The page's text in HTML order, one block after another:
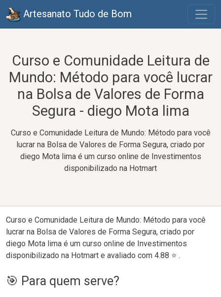
Artesanato Tudo de Bom
Curso e Comunidade Leitura de
Mundo: Método para você lucrar
na Bolsa de Valores de Forma
Segura - diego Mota lima
Curso e Comunidade Leitura de Mundo: Método para você
lucrar na Bolsa de Valores de Forma Segura, criado por
diego Mota lima é um curso online de Investimentos
disponibilizado na Hotmart
Curso e Comunidade Leitura de Mundo: Método para você
lucrar na Bolsa de Valores de Forma Segura, criado por
diego Mota lima é um curso online de Investimentos
disponibilizado na Hotmart e avaliado com 4.88 ⭐ .
🎯 Para quem serve?